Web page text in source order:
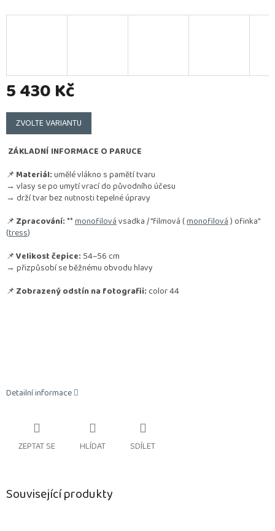
5 430 Kč
Měrná
cena:
ZVOLTE VARIANTU
ZÁKLADNÍ INFORMACE O PARUCE
📌Materiál:umělé vlákno s pamětí tvaru
→ vlasy se po umytí vrací do původního účesu
→ drží tvar bez nutnosti tepelné úpravy
📌Zpracování:**monofilovávsadka / "filmová (monofilová) ofinka"
(tress)
📌Velikost čepice: 54–56 cm
→ přizpůsobí se běžnému obvodu hlavy
📌Zobrazený odstín na fotografii: color 44
Detailní informace
ZEPTAT SE HLÍDAT SDÍLET
Související produkty